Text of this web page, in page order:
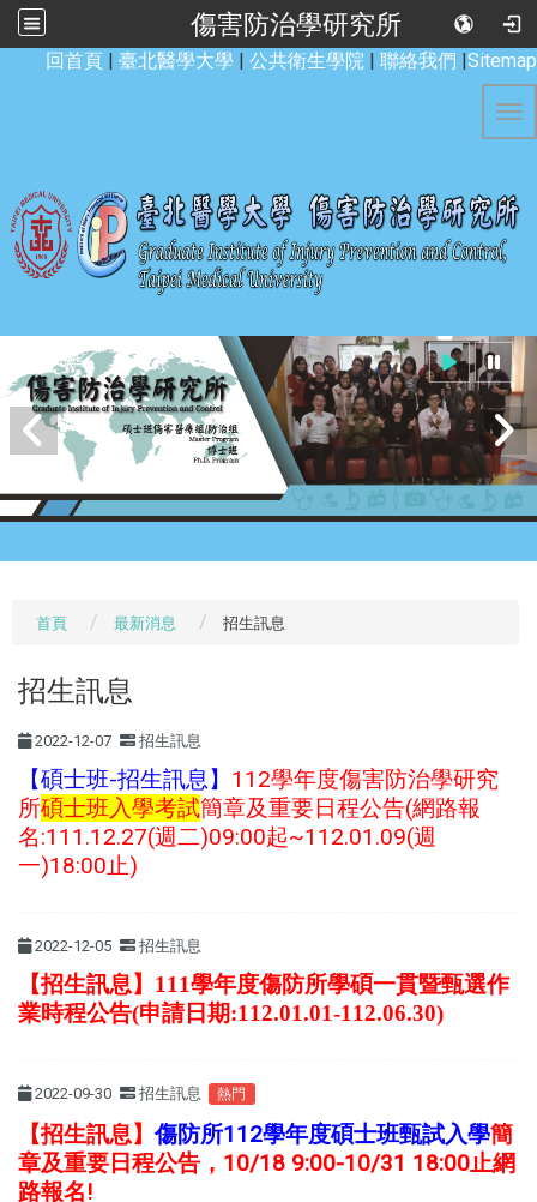
傷害防治學研究所
回首頁 | 臺北醫學大學 | 公共衛生學院 | 聯絡我們 |Sitemap
首頁 最新消息 招生訊息
招生訊息
2022-12-07 招生訊息
【碩士班-招生訊息】 112學年度傷害防治學研究
所碩士班入學考試簡章及重要日程公告(網路報
名:111.12.27(週二)09:00起~112.01.09(週
一)18:00止)
2022-12-05 招生訊息
【招生訊息】111學年度傷防所學碩一貫暨甄選作
業時程公告(申請日期:112.01.01-112.06.30)
2022-09-30 招生訊息 熱門
【招生訊息】 傷防所112學年度碩士班甄試入學簡
章及重要日程公告，10/18 9:00-10/31 18:00止網
路報名!